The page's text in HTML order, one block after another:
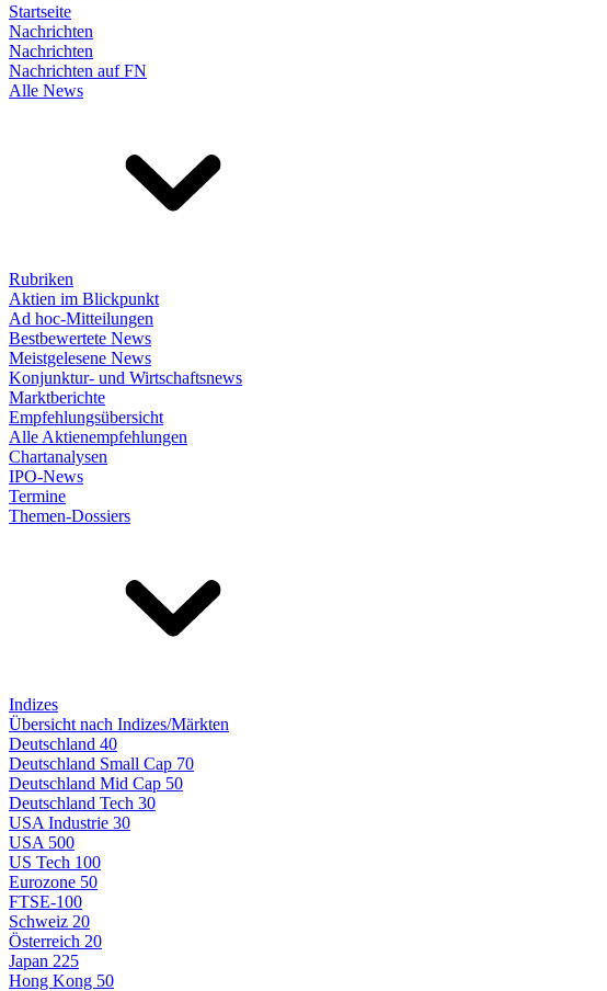
Startseite
Nachrichten
Nachrichten
Nachrichten auf FN
Alle News
Rubriken
Aktien im Blickpunkt
Ad hoc-Mitteilungen
Bestbewertete News
Meistgelesene News
Konjunktur- und Wirtschaftsnews
Marktberichte
Empfehlungsübersicht
Alle Aktienempfehlungen
Chartanalysen
IPO-News
Termine
Themen-Dossiers
Indizes
Übersicht nach Indizes/Märkten
Deutschland 40
Deutschland Small Cap 70
Deutschland Mid Cap 50
Deutschland Tech 30
USA Industrie 30
USA 500
US Tech 100
Eurozone 50
FTSE-100
Schweiz 20
Österreich 20
Japan 225
Hong Kong 50